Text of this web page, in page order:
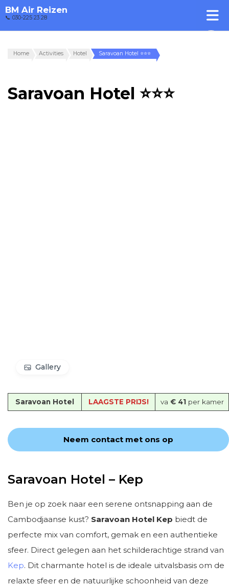
BM Air Reizen
📞 030-225 23 28
Home Activities Hotel Saravoan Hotel ⭐⭐⭐
Saravoan Hotel ⭐⭐⭐
Gallery
Saravoan Hotel LAAGSTE PRIJS! va € 41per kamer
Neem contact met ons op
Saravoan Hotel – Kep
Ben je op zoek naar een serene ontsnapping aan de
Cambodjaanse kust? Saravoan Hotel Kep biedt de
perfecte mix van comfort, gemak en een authentieke
sfeer. Direct gelegen aan het schilderachtige strand van
Kep. Dit charmante hotel is de ideale uitvalsbasis om de
relaxte sfeer en de natuurlijke schoonheid van deze